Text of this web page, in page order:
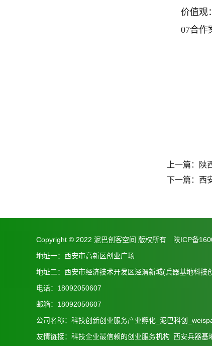
价值观
07合作
上一篇：
陕
下一篇： 西
Copyright © 2022 泥巴创客空间 版权所有 陕ICP备
地址一：西安市高新区创业广场
地址二：西安市经济技术开发区泾渭新城(兵器基地科技
电话：18092050607
邮箱：18092050607
公司名称：科技创新创业服务产业孵化_泥巴科创
友情链接： 科技企业最信赖的创业服务机构 西安兵器基